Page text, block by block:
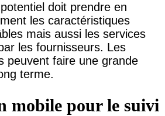
doit prendre en
les caractéristiques
mais aussi les services
les fournisseurs. Les
peuvent faire une grande
terme.
mobile pour le suivi